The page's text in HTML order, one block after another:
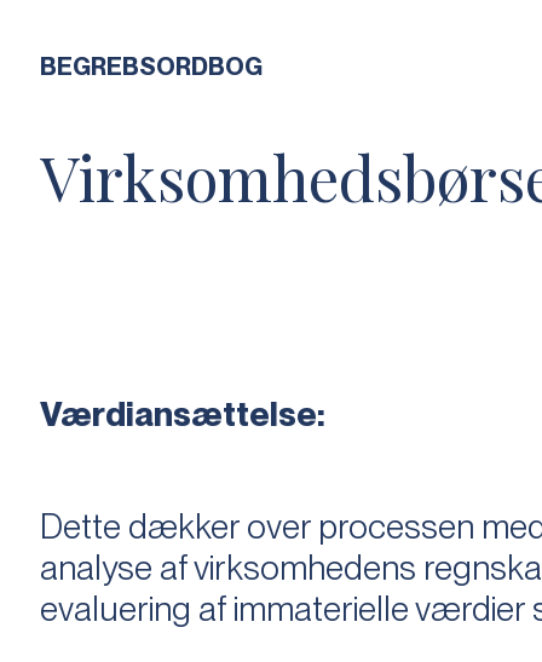
BEGREBSORDBOG
Værdiansættelse:
Dette dækker over processen
analyse af virksomhedens
evaluering af immaterielle